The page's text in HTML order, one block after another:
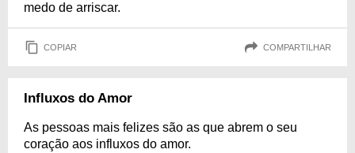
medo de arriscar.
COPIAR COMPARTILHAR
Influxos do Amor
As pessoas mais felizes são as que abrem o seu
coração aos influxos do amor.